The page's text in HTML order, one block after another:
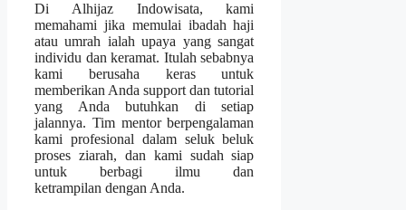
Di Alhijaz Indowisata, kami
memahami jika memulai ibadah haji
atau umrah ialah upaya yang sangat
individu dan keramat. Itulah sebabnya
kami berusaha keras untuk
memberikan Anda support dan tutorial
yang Anda butuhkan di setiap
jalannya. Tim mentor berpengalaman
kami profesional dalam seluk beluk
proses ziarah, dan kami sudah siap
untuk berbagi ilmu dan
ketrampilan dengan Anda.